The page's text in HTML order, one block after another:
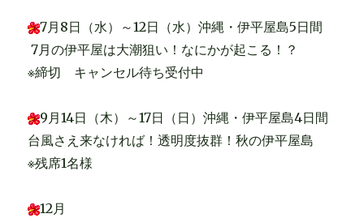
7月8日（水）～12日（水）沖縄・伊平屋島5日間
7月の伊平屋は大潮狙い！なにかが起こる！？
※締切 キャンセル待ち受付中
9月14日（木）～17日（日）沖縄・伊平屋島4日間
台風さえ来なければ！透明度抜群！秋の伊平屋島
※残席1名様
12月